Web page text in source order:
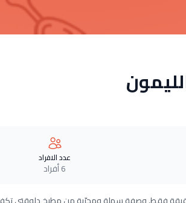
عدد الافراد
6 أفراد